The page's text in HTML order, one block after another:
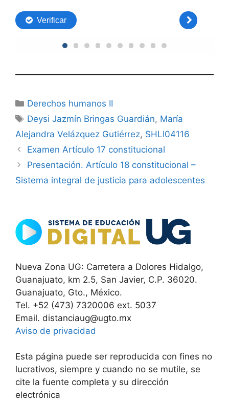
Categorías
Derechos humanos II
Etiquetas
Deysi Jazmín Bringas Guardián, María
Alejandra Velázquez Gutiérrez, SHLI04116
Examen Artículo 17 constitucional
Presentación. Artículo 18 constitucional –
Sistema integral de justicia para adolescentes
Nueva Zona UG: Carretera a Dolores Hidalgo,
Guanajuato, km 2.5, San Javier, C.P. 36020.
Guanajuato, Gto., México.
Tel. +52 (473) 7320006 ext. 5037
Email. distanciaug@ugto.mx
Aviso de privacidad
Esta página puede ser reproducida con fines no
lucrativos, siempre y cuando no se mutile, se
cite la fuente completa y su dirección
electrónica